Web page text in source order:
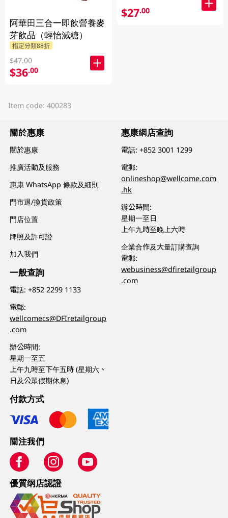
阿華田三合一即飲營養麥
芽飲品（輕怡減糖）
指定分類88折
$47.00
$36.00
$27.00
Item code: 400283
關於惠康
關於惠康
推廣活動及服務
惠康 WhatsApp 條款及細則
門市退/換貨政策
門店位置
牌照及許可證
加入我們
一般查詢
電話:+852 2299 1133
電郵:
wellcomecs@DFIretailgroup
.com
辦公時間:
星期一至五
上午九時至下午五時 (星期六、
日及公眾假期休息)
惠康網店查詢
電話:+852 3001 1299
電郵:
onlineshop@wellcome.com
.hk
辦公時間:
星期一至日
上午九時至晚上六時
企業合作及大量訂購查詢
電郵:
webusiness@dfiretailgroup
.com
付款方式
關注我們
優質纲店認證